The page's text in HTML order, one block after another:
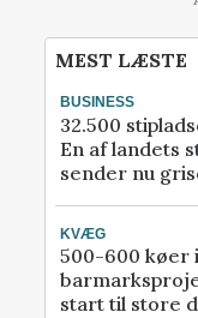
MEST LÆSTE
BUSINESS
32.500
En af landets
sender nu
KVÆG
500-600 køer
start til store